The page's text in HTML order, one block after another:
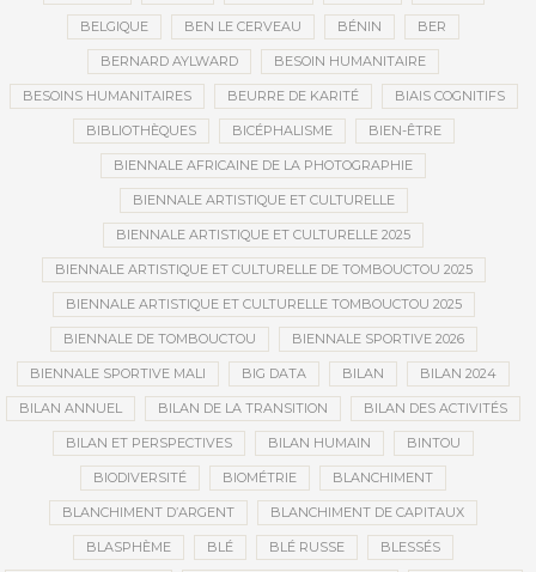
BELGIQUE BEN LE CERVEAU BÉNIN BER
BERNARD AYLWARD BESOIN HUMANITAIRE
BESOINS HUMANITAIRES BEURRE DE KARITÉ BIAIS COGNITIFS
BIBLIOTHÈQUES BICÉPHALISME BIEN-ÊTRE
BIENNALE AFRICAINE DE LA PHOTOGRAPHIE
BIENNALE ARTISTIQUE ET CULTURELLE
BIENNALE ARTISTIQUE ET CULTURELLE 2025
BIENNALE ARTISTIQUE ET CULTURELLE DE TOMBOUCTOU 2025
BIENNALE ARTISTIQUE ET CULTURELLE TOMBOUCTOU 2025
BIENNALE DE TOMBOUCTOU BIENNALE SPORTIVE 2026
BIENNALE SPORTIVE MALI BIG DATA BILAN BILAN 2024
BILAN ANNUEL BILAN DE LA TRANSITION BILAN DES ACTIVITÉS
BILAN ET PERSPECTIVES BILAN HUMAIN BINTOU
BIODIVERSITÉ BIOMÉTRIE BLANCHIMENT
BLANCHIMENT D’ARGENT BLANCHIMENT DE CAPITAUX
BLASPHÈME BLÉ BLÉ RUSSE BLESSÉS